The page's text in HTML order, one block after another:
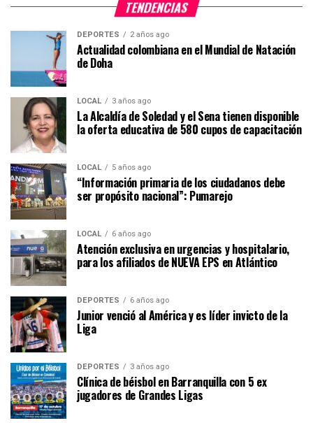
TENDENCIAS
DEPORTES 2 años ago
Actualidad colombiana en el Mundial de Natación
de Doha
LOCAL 3 años ago
La Alcaldía de Soledad y el Sena tienen disponible
la oferta educativa de 580 cupos de capacitación
LOCAL 5 años ago
“Información primaria de los ciudadanos debe
ser propósito nacional”: Pumarejo
LOCAL 6 años ago
Atención exclusiva en urgencias y hospitalario,
para los afiliados de NUEVA EPS en Atlántico
DEPORTES 6 años ago
Junior venció al América y es líder invicto de la
Liga
DEPORTES 3 años ago
Clínica de béisbol en Barranquilla con 5 ex
jugadores de Grandes Ligas